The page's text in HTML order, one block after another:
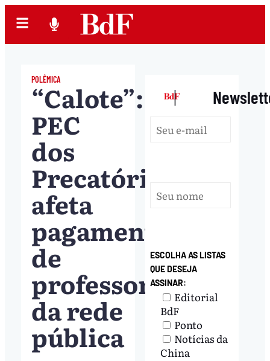
POLÊMICA
“Calote”:
PEC
dos
Precatórios
afeta
pagamento
de
professores
da rede
pública
|
ESCOLHA AS LISTAS
QUE DESEJA
ASSINAR:
Editorial
BdF
Ponto
Notícias da
China